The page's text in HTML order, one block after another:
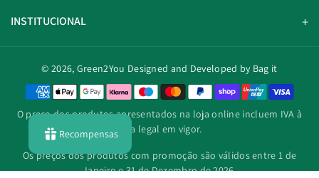
INSTITUCIONAL
© 2026, Green2You Designed and Developed by Bag it
M
t
o
O preço dos produtos apresentados na loja online incluem IVA à
taxa legal em vigor.
Os preços dos produtos com promoção são válidos entre 1 de
Janeiro e 31 de Dezembro de 2026.
Recompensas